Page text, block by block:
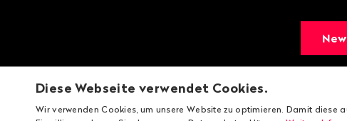
Diese Webseite verwendet Cookies.
Wir verwenden Cookies, um unsere Website zu optimieren. Damit diese